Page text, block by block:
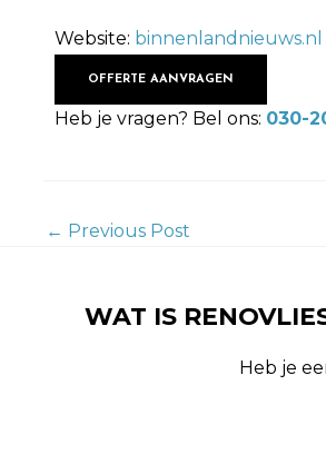
Website: binnenlandnieuws.nl
OFFERTE AANVRAGEN
Heb je vragen? Bel ons: 030-
← Previous Post
WAT IS
Heb je